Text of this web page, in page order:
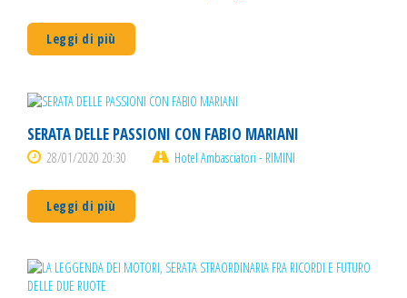
Leggi di più
SERATA DELLE PASSIONI CON FABIO MARIANI
28/01/2020 20:30 Hotel Ambasciatori - RIMINI
Leggi di più